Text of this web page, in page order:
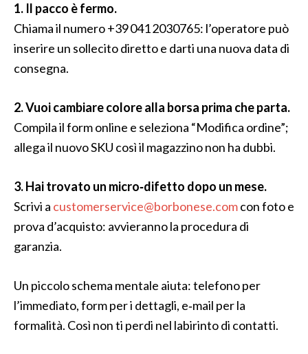
1. Il pacco è fermo.
Chiama il numero +39 041 2030765: l’operatore può
inserire un sollecito diretto e darti una nuova data di
consegna.
2. Vuoi cambiare colore alla borsa prima che parta.
Compila il form online e seleziona “Modifica ordine”;
allega il nuovo SKU così il magazzino non ha dubbi.
3. Hai trovato un micro‑difetto dopo un mese.
Scrivi a customerservice@borbonese.comcon foto e
prova d’acquisto: avvieranno la procedura di
garanzia.
Un piccolo schema mentale aiuta: telefono per
l’immediato, form per i dettagli, e‑mail per la
formalità. Così non ti perdi nel labirinto di contatti.